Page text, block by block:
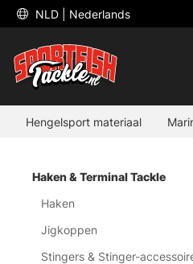
NLD | Nederlands
Hengelsport materiaal
Haken & Terminal Tackle
Haken
Jigkoppen
Stingers & Stinger-